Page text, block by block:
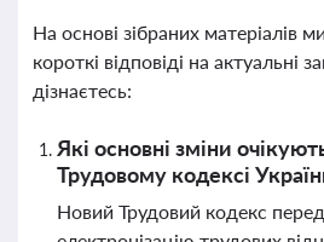
На основі зібраних матеріалів
короткі відповіді на актуальні
дізнаєтесь:
Які основні зміни
Трудовому кодексі
Новий Трудовий кодекс